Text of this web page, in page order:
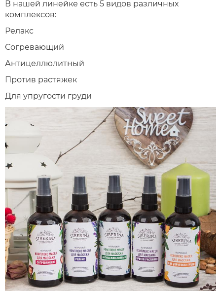
В нашей линейке есть 5 видов различных
комплексов:
Релакс
Согревающий
Антицеллюлитный
Против растяжек
Для упругости груди